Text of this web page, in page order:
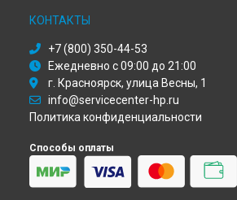
КОНТАКТЫ
+7 (800) 350-44-53
Ежедневно с 09:00 до 21:00
г. Красноярск, улица Весны, 1
info@servicecenter-hp.ru
Политика конфиденциальности
Способы оплаты